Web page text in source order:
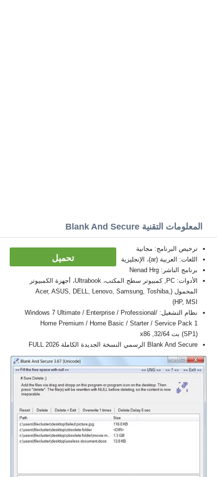
المعلومات التقنية Blank And Secure
تحميل
ترخيص البرنامج: مجانية
اللغات: العربية (ar)، الإنجليزية
برنامج الناشر: Nenad Hrg
الأدوات: PC, كمبيوتر سطح المكتب، Ultrabook، أجهزة الكمبيوتر
المحمول (Acer, ASUS, DELL, Lenovo, Samsung, Toshiba,
HP, MSI)
نظام التشغيل: Windows 7 Ultimate / Enterprise / Professional/
Home Premium / Home Basic / Starter / Service Pack 1
(SP1) بت 32/64, x86
Blank And Secure الرسمي النسخة الجديدة الكاملة FULL 2026